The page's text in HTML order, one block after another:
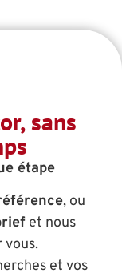
sans
étape
, ou
et nous
vous.
et vos